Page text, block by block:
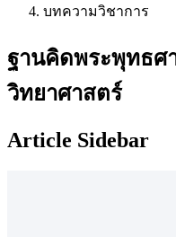
บทความวิชาการ
ฐานคิดพระพุทธศ
วิทยาศาสตร์
Article Sidebar